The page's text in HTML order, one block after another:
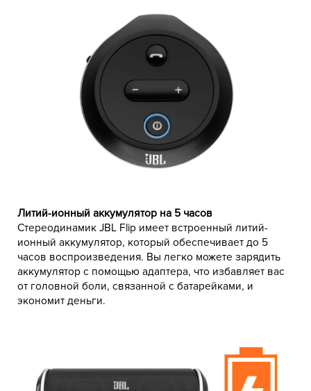
Литий-ионный аккумулятор на 5 часов
Стереодинамик JBL Flip имеет встроенный литий-
ионный аккумулятор, который обеспечивает до 5
часов воспроизведения. Вы легко можете зарядить
аккумулятор с помощью адаптера, что избавляет вас
от головной боли, связанной с батарейками, и
экономит деньги.